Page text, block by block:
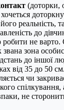
(доторки,
його
до
не варто.
зона
до іншої
від 35 до 50
чи
не